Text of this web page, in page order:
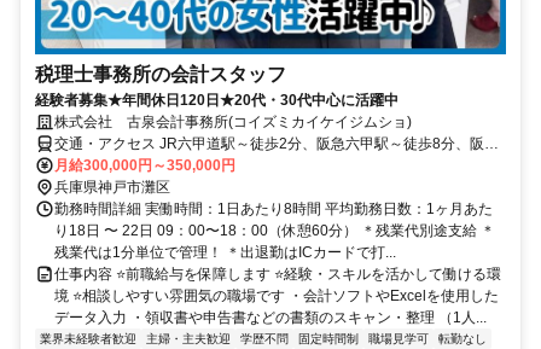
税理士事務所の会計スタッフ
経験者募集★年間休日120日★20代・30代中心に活躍中
株式会社 古泉会計事務所(コイズミカイケイジムショ)
交通・アクセス JR六甲道駅～徒歩2分、阪急六甲駅～徒歩8分、阪神
新在家駅～徒歩11分
月給300,000円～350,000円
兵庫県神戸市灘区
勤務時間詳細 実働時間：1日あたり8時間 平均勤務日数：1ヶ月あた
り18日 〜 22日 09：00〜18：00（休憩60分） ＊残業代別途支給 ＊
残業代は1分単位で管理！ ＊出退勤はICカードで打...
仕事内容 ⭐前職給与を保障します ⭐経験・スキルを活かして働ける環
境 ⭐相談しやすい雰囲気の職場です ・会計ソフトやExcelを使用した
データ入力 ・領収書や申告書などの書類のスキャン・整理 （1人...
業界未経験者歓迎 主婦・主夫歓迎 学歴不問 固定時間制 職場見学可
転勤なし